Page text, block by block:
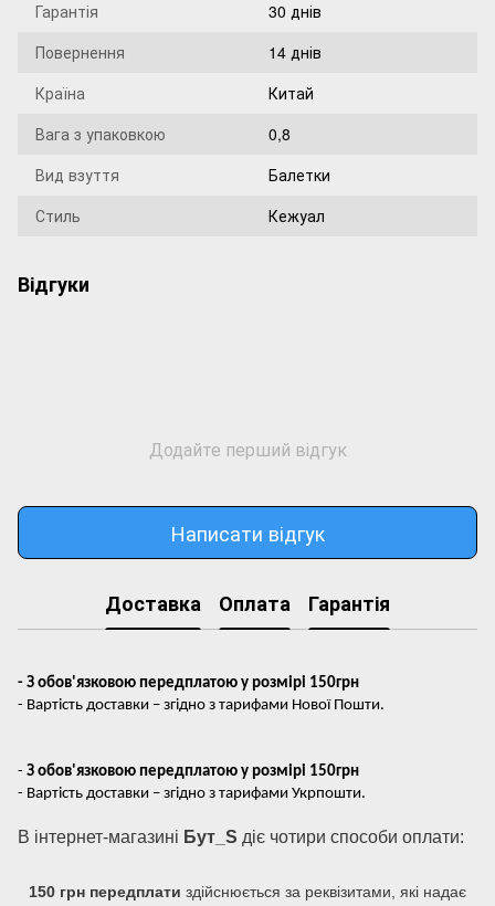
Гарантія
30 днів
Повернення
14 днів
Країна
Китай
Вага з упаковкою
0,8
Вид взуття
Балетки
Стиль
Кежуал
Відгуки
Додайте перший відгук
Написати відгук
Доставка Оплата Гарантія
- З обов'язковою передплатою у розмірі 150грн
- Вартість доставки – згідно з тарифами Нової Пошти.
- З обов'язковою передплатою у розмірі 150грн
- Вартість доставки – згідно з тарифами Укрпошти.
В інтернет-магазині Бут_S діє чотири способи оплати:
150 грн передплати здійснюється за реквізитами, які надає